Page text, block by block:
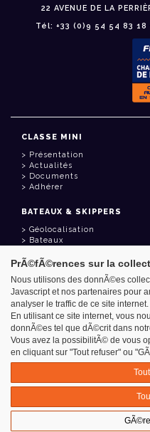
22 AVENUE DE LA
Tél: +33 (0)9 54 54 83 18
CLASSE MINI
Présentation
Actualités
Documents
Adhérer
BATEAUX & SKIPPERS
Géolocalisation
Bateaux
LIENS UTILES
Espace adhérent
Contact
Carnet d'adresses
Goodies
Azimut - Créateur
PrÃ©fÃ©rences sur la
Nous utilisons des donnÃ©es
Javascript et nos partenaires pour
analyser le traffic de ce site internet.
En utilisant ce site internet, vous
donnÃ©es tel que dÃ©crit dans
Vous avez la possibilitÃ© de vous
en cliquant sur "Tout refuser" ou